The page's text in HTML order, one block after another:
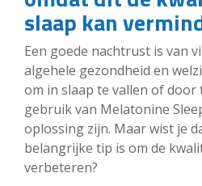
slaap kan
Een goede nachtrust is van
algehele gezondheid en
om in slaap te vallen of door
gebruik van Melatonine
oplossing zijn. Maar wist je
belangrijke tip is om de
verbeteren?